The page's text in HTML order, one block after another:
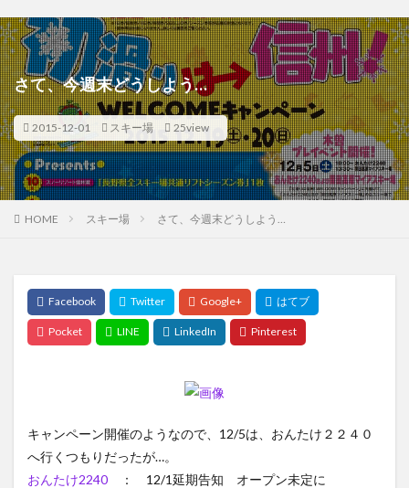
さて、今週末どうしよう…
2015-12-01 スキー場 25view
HOME スキー場 さて、今週末どうしよう…
キャンペーン開催のようなので、12/5は、おんたけ２２４０
へ行くつもりだったが…。
おんたけ2240 ： 12/1延期告知 オープン未定に